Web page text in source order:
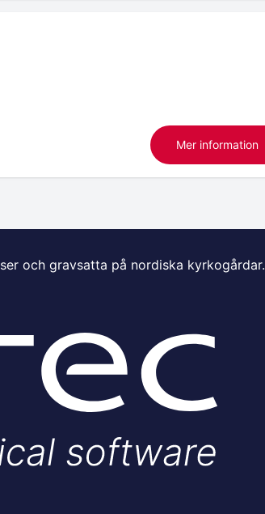
Mer information
och gravsatta på nordiska kyrkogårdar.